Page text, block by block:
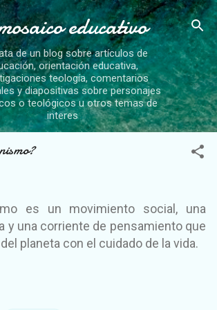
Ir al contenido principal
educativo
de un blog sobre artículos de
orientación educativa,
teología, comentarios
y diapositivas sobre personajes
o teológicos u otros temas de
interes
es un movimiento social, una
y una corriente de pensamiento que
planeta con el cuidado de la vida.